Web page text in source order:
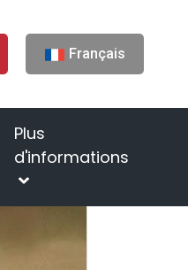
Français
Plus
d'informations
Vendeen